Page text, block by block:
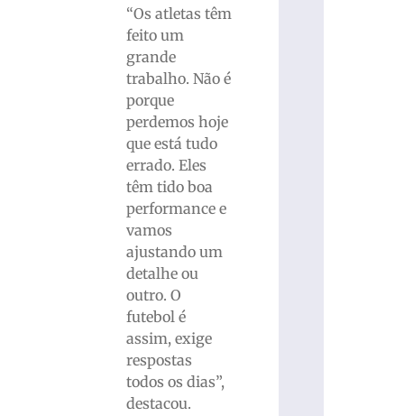
“Os atletas têm
feito um
grande
trabalho. Não é
porque
perdemos hoje
que está tudo
errado. Eles
têm tido boa
performance e
vamos
ajustando um
detalhe ou
outro. O
futebol é
assim, exige
respostas
todos os dias”,
destacou.